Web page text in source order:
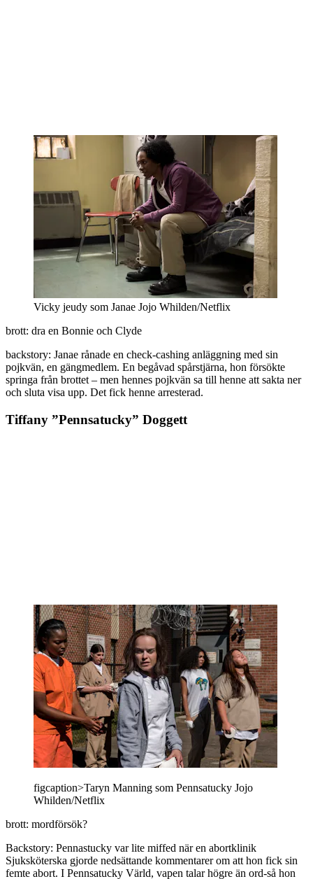
Vicky jeudy som Janae Jojo Whilden/Netflix
brott: dra en Bonnie och Clyde
backstory: Janae rånade en check-cashing anläggning med sin
pojkvän, en gängmedlem. En begåvad spårstjärna, hon försökte
springa från brottet – men hennes pojkvän sa till henne att sakta ner
och sluta visa upp. Det fick henne arresterad.
Tiffany ”Pennsatucky” Doggett
figcaption>Taryn Manning som Pennsatucky Jojo
Whilden/Netflix
brott: mordförsök?
Backstory: Pennastucky var lite miffed när en abortklinik
Sjuksköterska gjorde nedsättande kommentarer om att hon fick sin
femte abort. I Pennsatucky Värld, vapen talar högre än ord-så hon